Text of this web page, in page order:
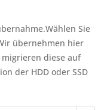
Sie
übernehmen hier
diese auf
der HDD oder SSD